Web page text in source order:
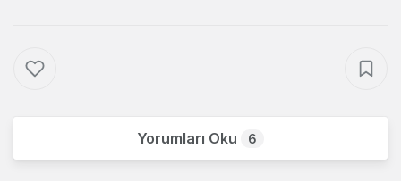
Yorumları Oku 6